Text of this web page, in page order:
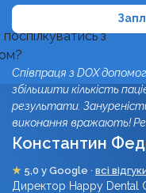
Співпраця з DOX
збільшити кількість
результати.
виконання вражають!
Константин
★ 5,0 у Google · всі
Директор Happy Dental